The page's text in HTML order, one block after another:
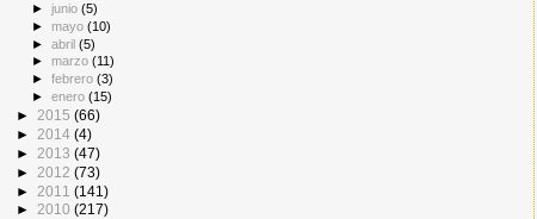
►junio(5)
► mayo(10)
►abril(5)
► marzo(11)
►febrero(3)
►enero(15)
► 2015 (66)
► 2014 (4)
► 2013 (47)
► 2012 (73)
► 2011 (141)
► 2010 (217)